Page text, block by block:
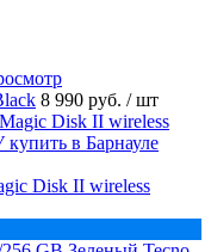
8 990 руб. / шт
Disk II wireless